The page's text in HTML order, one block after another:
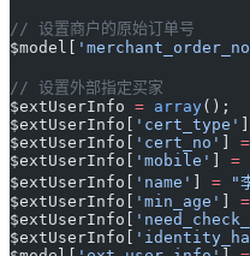
// 设置商户的原始订单号
$model[
// 设置外部指定买家
$extUserInfo = array();
$extUserInfo[
'cert_type'
$extUserInfo[
'cert_no' =
$extUserInfo[
'mobile' =
$extUserInfo[
'name' = "
$extUserInfo[
'min_age' =
$extUserInfo[
$extUserInfo[